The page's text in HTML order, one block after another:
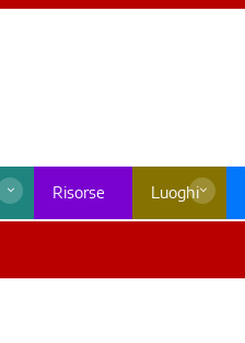
Risorse Luoghi